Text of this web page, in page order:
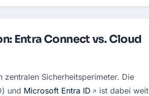
Entra Connect vs. Cloud
Sicherheitsperimeter. Die
und Microsoft Entra ID
ist dabei weit